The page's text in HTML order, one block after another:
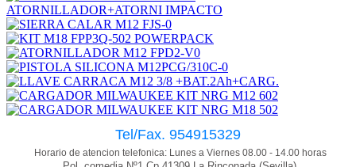
Tel/Fax. 954915329
Horario de atencion telefonica: Lunes a Viernes 08.00 - 14.00 horas